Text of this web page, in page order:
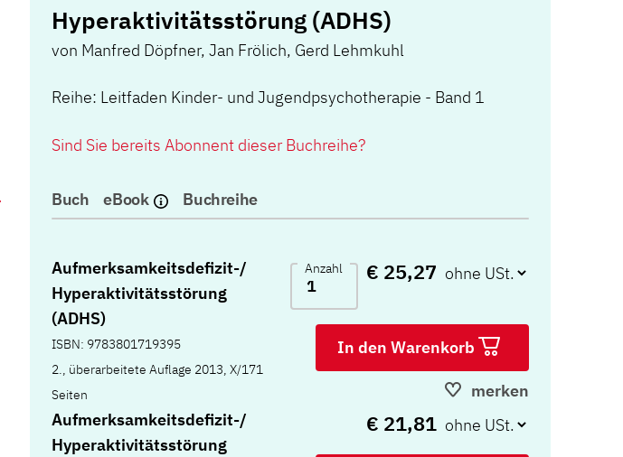
Hyperaktivitätsstörung (ADHS)
von Manfred Döpfner, Jan Frölich, Gerd Lehmkuhl
Reihe: Leitfaden Kinder- und Jugendpsychotherapie - Band 1
Sind Sie bereits Abonnent dieser Buchreihe?
Buch eBook Buchreihe
Aufmerksamkeitsdefizit-/
Hyperaktivitätsstörung
(ADHS)
ISBN: 9783801719395
2., überarbeitete Auflage 2013, X/171
Seiten
Anzahl € 25,27
In den Warenkorb
merken
Aufmerksamkeitsdefizit-/
Hyperaktivitätsstörung
€ 21,81